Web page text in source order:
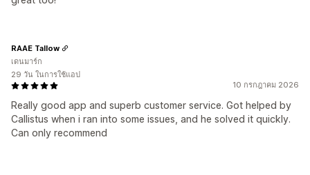
10 กรกฎาคม 2026
Really good app and superb customer service. Got helped by
Callistus when i ran into some issues, and he solved it quickly.
Can only recommend
RAAE Tallow
เดนมาร์ก
29 วัน ในการใช้แอป